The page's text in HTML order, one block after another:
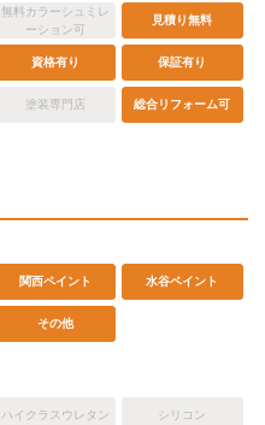
無料カラーシュミレ
ーション可
見積り無料
資格有り 保証有り
塗装専門店 総合リフォーム可
関西ペイント 水谷ペイント
その他
ハイクラスウレタン シリコン